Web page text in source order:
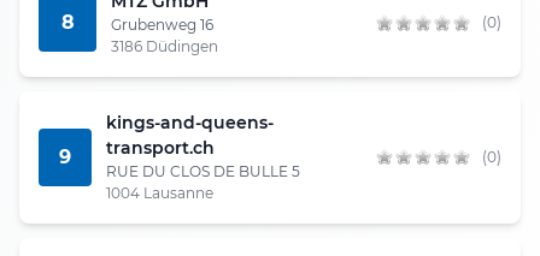
8
Grubenweg 16
3186 Düdingen
(0)
9
kings-and-queens-
transport.ch
RUE DU CLOS DE BULLE 5
1004 Lausanne
(0)